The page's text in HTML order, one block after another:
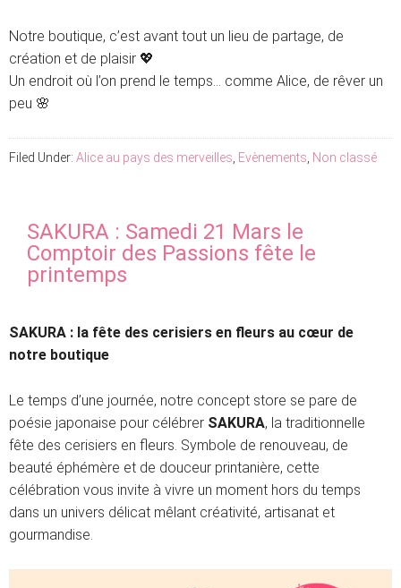
Notre boutique, c’est avant tout un lieu de partage, de
création et de plaisir 💖
Un endroit où l’on prend le temps… comme Alice, de rêver un
peu 🌸
Filed Under: Alice au pays des merveilles Evènements Non classé
SAKURA : Samedi 21 Mars le
Comptoir des Passions fête le
printemps
SAKURA : la fête des cerisiers en fleurs au cœur de
notre boutique
Le temps d’une journée, notre concept store se pare de
poésie japonaise pour célébrer SAKURA, la traditionnelle
fête des cerisiers en fleurs. Symbole de renouveau, de
beauté éphémère et de douceur printanière, cette
célébration vous invite à vivre un moment hors du temps
dans un univers délicat mêlant créativité, artisanat et
gourmandise.